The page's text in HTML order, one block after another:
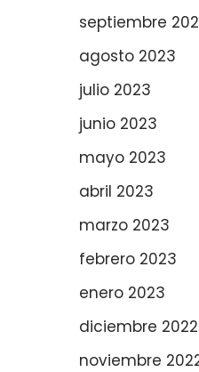
septiembre
agosto 2023
julio 2023
junio 2023
mayo 2023
abril 2023
marzo 2023
febrero 2023
enero 2023
diciembre 2022
noviembre